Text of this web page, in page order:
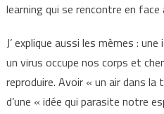
learning qui se rencontre en face
J’ explique aussi les mèmes :
un virus occupe nos corps et
reproduire. Avoir « un air dans
d’une « idée qui parasite notre